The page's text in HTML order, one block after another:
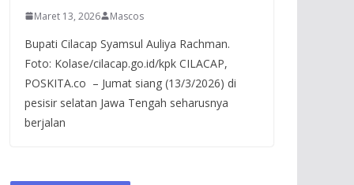
Maret 13, 2026 Mascos
Bupati Cilacap Syamsul Auliya Rachman.
Foto: Kolase/cilacap.go.id/kpk CILACAP,
POSKITA.co – Jumat siang (13/3/2026) di
pesisir selatan Jawa Tengah seharusnya
berjalan